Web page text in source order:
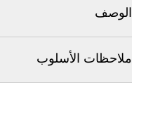
الوصف
ملاحظات الأسلوب